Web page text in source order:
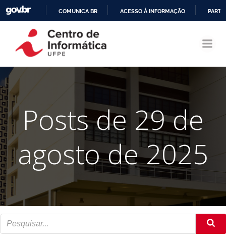
CONTEÚDO
COMUNICA BR ACESSO À INFORMAÇÃO
Posts de 29 de
agosto de 2025